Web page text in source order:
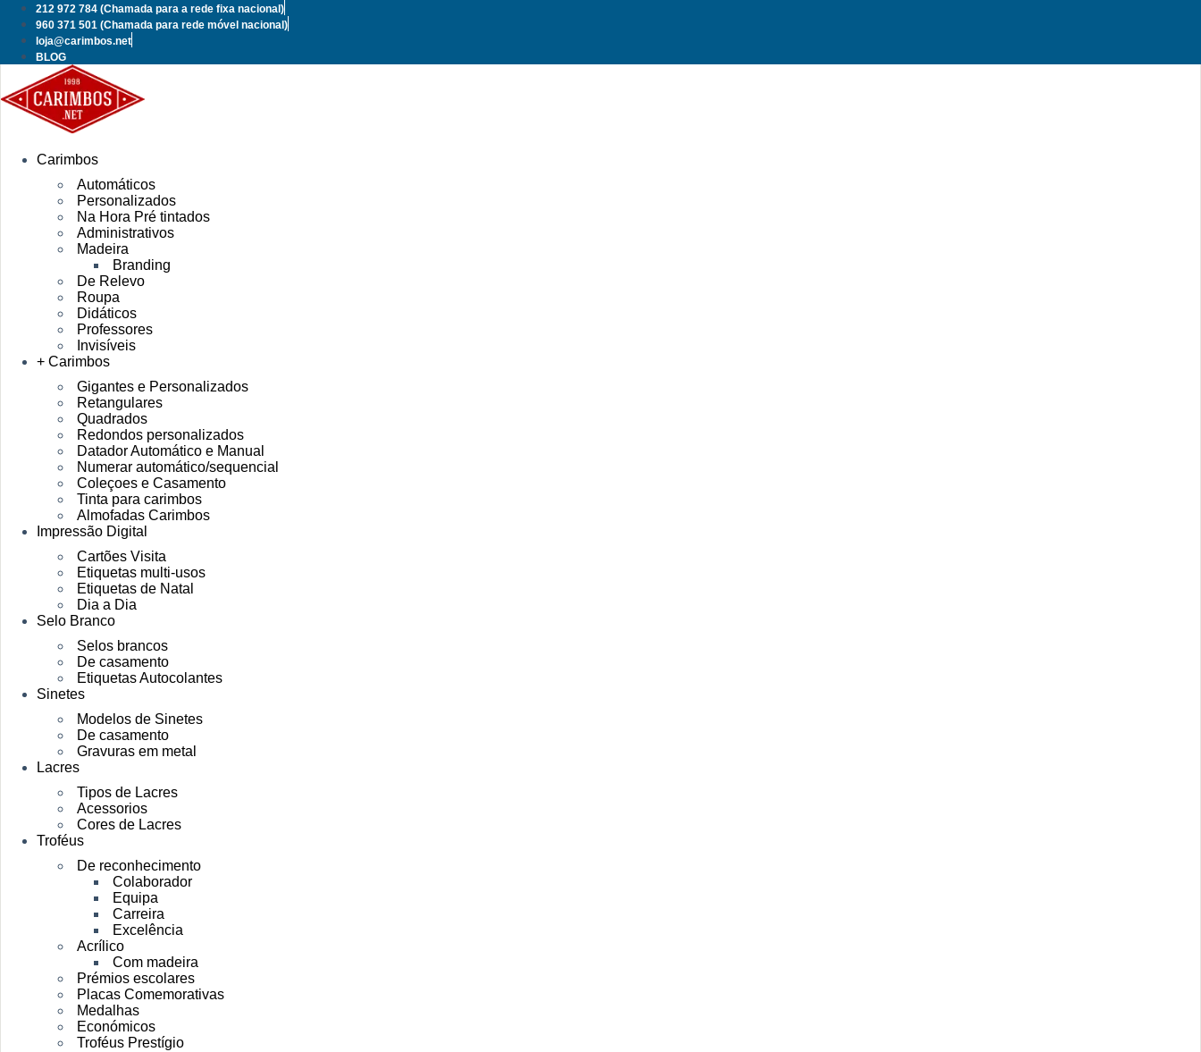
Pular
para
conteúdo
212 972 784 (Chamada para a rede fixa nacional)
960 371 501 (Chamada para rede móvel nacional)
loja@carimbos.net
BLOG
Carimbos
Automáticos
Personalizados
Na Hora Pré tintados
Administrativos
Madeira
Branding
De Relevo
Roupa
Didáticos
Professores
Invisíveis
+ Carimbos
Gigantes e Personalizados
Retangulares
Quadrados
Redondos personalizados
Datador Automático e Manual
Numerar automático/sequencial
Coleçoes e Casamento
Tinta para carimbos
Almofadas Carimbos
Impressão Digital
Cartões Visita
Etiquetas multi-usos
Etiquetas de Natal
Dia a Dia
Selo Branco
Selos brancos
De casamento
Etiquetas Autocolantes
Sinetes
Modelos de Sinetes
De casamento
Gravuras em metal
Lacres
Tipos de Lacres
Acessorios
Cores de Lacres
Troféus
De reconhecimento
Colaborador
Equipa
Carreira
Excelência
Acrílico
Com madeira
Prémios escolares
Placas Comemorativas
Medalhas
Económicos
Troféus Prestígio